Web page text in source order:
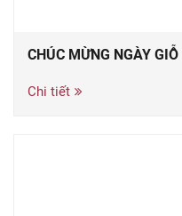
CHÚC MỪNG NGÀY
Chi tiết